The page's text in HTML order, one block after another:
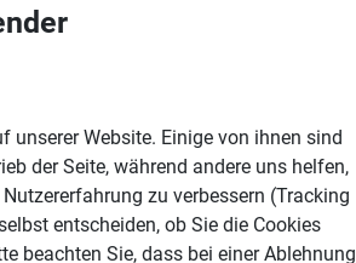
unserer Website. Einige von ihnen sind
der Seite, während andere uns helfen,
zu verbessern (Tracking
entscheiden, ob Sie die Cookies
beachten Sie, dass bei einer Ablehnung